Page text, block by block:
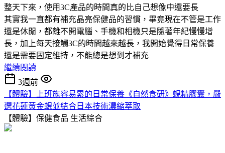
整天下來，使用3C產品的時間真的比自己想像中還要長
其實我一直都有補充晶亮保健品的習慣，畢竟現在不管是工作
還是休閒，都離不開電腦、手機和相機只是隨著年紀慢慢增
長，加上每天接觸3C的時間越來越長，我開始覺得日常保養
還是需要固定維持，不能總是想到才補充
繼續閱讀
3週前
【體驗】上班族容易累的日常保養《自然食研》蜆精膠囊，嚴
選花蓮黃金蜆並結合日本技術濃縮萃取
【體驗】保健食品 生活綜合